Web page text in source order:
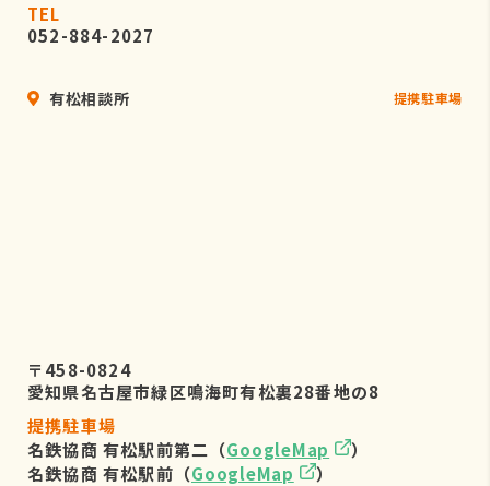
TEL
052-884-2027
有松相談所 提携駐車場
〒458-0824
愛知県名古屋市緑区鳴海町有松裏28番地の8
提携駐車場
名鉄協商 有松駅前第二（GoogleMap
）
名鉄協商 有松駅前（GoogleMap
）